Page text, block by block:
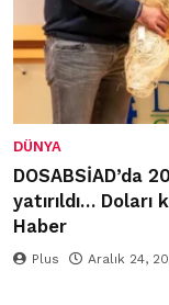
DÜNYA
DOSABSİAD’da
yatırıldı…
Haber
Plus Aralık 24,